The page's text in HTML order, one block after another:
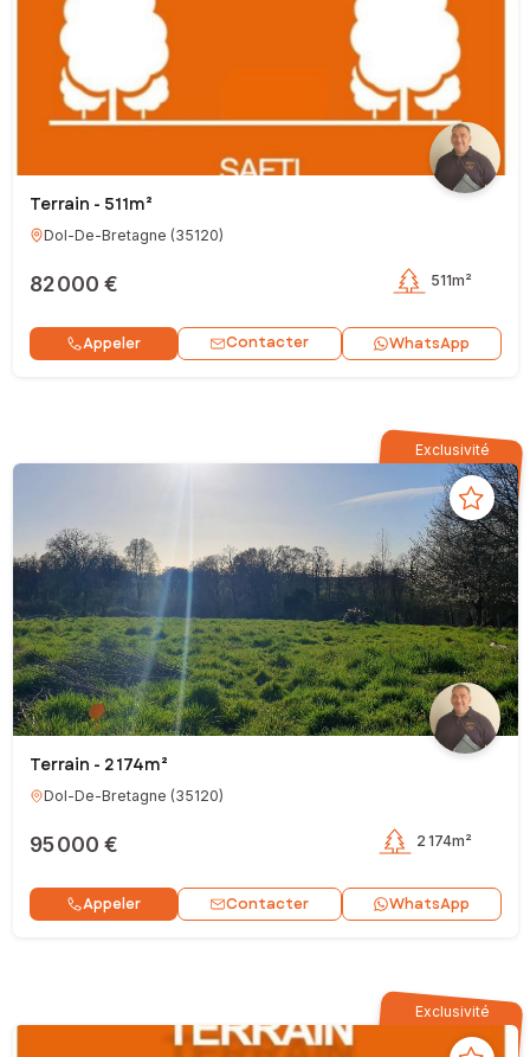
Terrain - 511m²
Dol-De-Bretagne (35120)
82 000 € 511m²
Appeler Contacter WhatsApp
Exclusivité
Terrain - 2 174m²
Dol-De-Bretagne (35120)
95 000 € 2 174m²
Appeler Contacter WhatsApp
Exclusivité